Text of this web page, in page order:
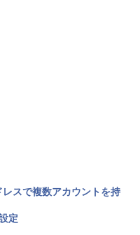
スで複数アカウントを持
定